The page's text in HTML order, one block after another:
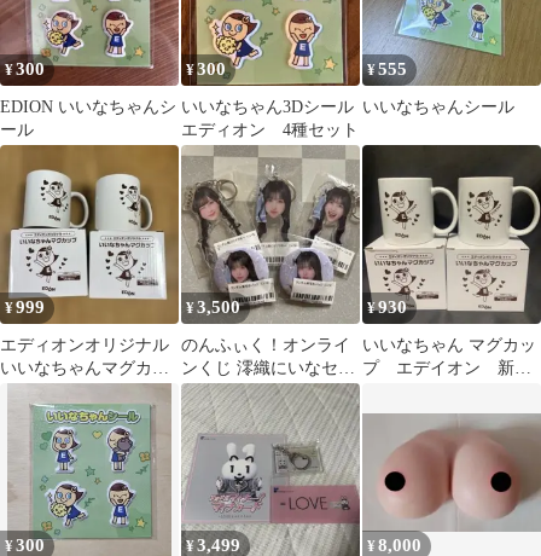
¥300
EDION いいなちゃんシ
ール
¥300
いいなちゃん3Dシール
エディオン 4種セット
¥555
いいなちゃんシール
¥999
エディオンオリジナル
いいなちゃんマグカッ
¥3,500
のんふぃく！オンライ
ンくじ 澪織にいなセッ
ト売り
¥930
いいなちゃん マグカッ
プ エデイオン 新品
中
¥300 ¥3,499 ¥8,000